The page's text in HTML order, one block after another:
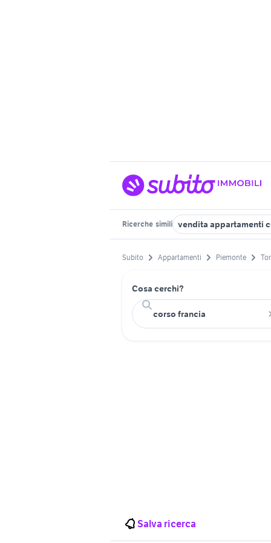
Ricerche simili vendita appartamenti
Subito Appartamenti Piemonte
Cosa cerchi?
Salva ricerca